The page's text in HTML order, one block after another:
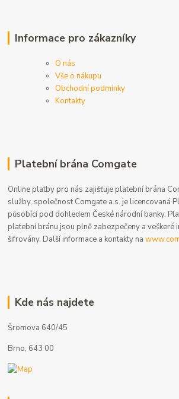
Informace pro zákazníky
O nás
Vše o nákupu
Obchodní podmínky
Kontakty
Platební brána Comgate
Online platby pro nás zajišťuje platební brána
služby, společnost Comgate a.s. je licencovaná
působící pod dohledem České národní banky.
platební bránu jsou plně zabezpečeny a veškeré
šifrovány. Další informace a kontakty na
Kde nás najdete
Šromova 640/45
Brno, 643 00